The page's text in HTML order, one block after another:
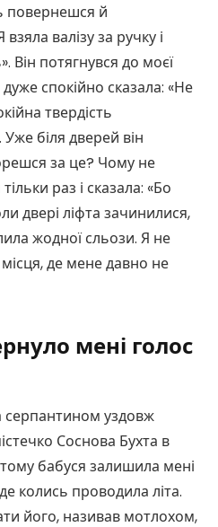
повернешся й
валізу за ручку і
Він потягнувся до моєї
спокійно сказала: «Не
твердість
біля дверей він
за це? Чому не
раз і сказала: «Бо
двері ліфта зачинилися,
жодної сльози. Я не
де мене давно не
мені голос
серпантином уздовж
Соснова Бухта в
тому бабуся залишила мені
колись проводила літа.
його, називав мотлохом,